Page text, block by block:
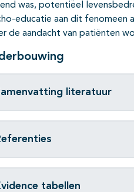
was, potentiëel
educatie aan dit fenomeen
de aandacht van patiënten
literatuur
tabellen